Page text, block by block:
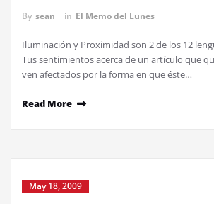
By sean in El Memo del Lunes
Iluminación y Proximidad son 2 de los 12
Tus sentimientos acerca de un artículo que
ven afectados por la forma en que éste…
Read More
May 18, 2009